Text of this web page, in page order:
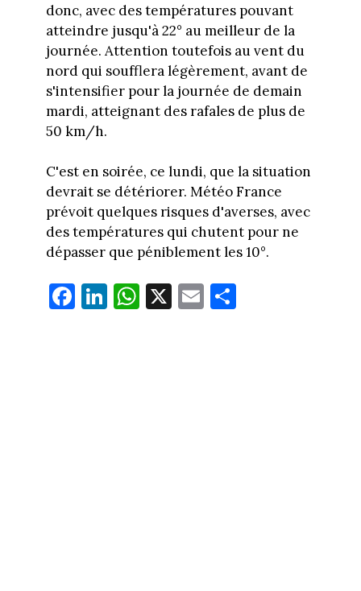
donc, avec des températures pouvant
atteindre jusqu'à 22° au meilleur de la
journée. Attention toutefois au vent du
nord qui soufflera légèrement, avant de
s'intensifier pour la journée de demain
mardi, atteignant des rafales de plus de
50 km/h.
C'est en soirée, ce lundi, que la situation
devrait se détériorer. Météo France
prévoit quelques risques d'averses, avec
des températures qui chutent pour ne
dépasser que péniblement les 10°.
Fa
ce
Li
nk
W
ha
X E
m
Pa